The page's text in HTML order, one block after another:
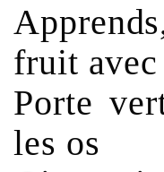
fruit
Porte
les os